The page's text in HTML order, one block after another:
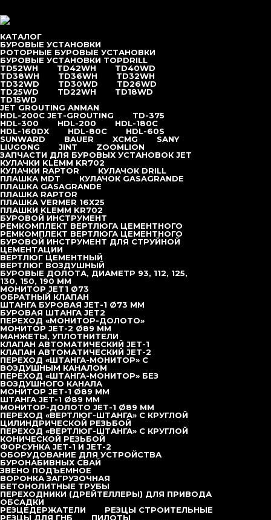
КАТАЛОГ
БУРОВЫЕ УСТАНОВКИ
РОТОРНЫЕ БУРОВЫЕ УСТАНОВКИ
БУРОВЫЕ УСТАНОВКИ TOPDRILL
TD52WH
TD42WH
TD40WD
TD38WH
TD36WH
TD32WH
TD32WD
TD30WD
TD26WD
TD25WD
TD22WH
TD18WD
TD15WD
JET GROUTING ANMAN
HDL-200C JET-GROUTING
TD-375
HDL-300
HDL-200
HDL-180С
HDL-160DX
HDL-80C
HDL-60S
SUNWARD
BAUER XCMG
SANY
LIUGONG
JINT
ZOOMLION
ЗАПЧАСТИ ДЛЯ БУРОВЫХ УСТАНОВОК JET
КУЛАЧКИ KLEMM KR702
КУЛАЧКИ RAPTOR
КУЛАЧОК DRILL
ПЛАШКА MDT
КУЛАЧОК GASAGRANDE
ПЛАШКА GASAGRANDE
ПЛАШКА RAPTOR
ПЛАШКА VERMER 16Х25
ПЛАШКИ KLEMM KR702
БУРОВОЙ ИНСТРУМЕНТ
РЕМКОМПЛЕКТ ВЕРТЛЮГА ЦЕМЕНТНОГО
РЕМКОМПЛЕКТ ВЕРТЛЮГА ЦЕМЕНТНОГО
БУРОВОЙ ИНСТРУМЕНТ ДЛЯ СТРУЙНОЙ
ЦЕМЕНТАЦИИ
ВЕРТЛЮГ ЦЕМЕНТНЫЙ
ВЕРТЛЮГ ВОЗДУШНЫЙ
БУРОВЫЕ ДОЛОТА, ДИАМЕТР 93, 112, 125,
130, 150, 190 ММ
МОНИТОР JET1 Ø73
ОБРАТНЫЙ КЛАПАН
ШТАНГА БУРОВАЯ JET-1 Ø73 ММ
БУРОВАЯ ШТАНГА JET2
ПЕРЕХОД «МОНИТОР-ДОЛОТО»
МОНИТОР JET-2 Ø89 ММ
МАНЖЕТЫ, УПЛОТНИТЕЛИ
КЛАПАН АВТОМАТИЧЕСКИЙ JET-1
КЛАПАН АВТОМАТИЧЕСКИЙ JET-2
ПЕРЕХОД «ШТАНГА-МОНИТОР» С
ВОЗДУШНЫМ КАНАЛОМ
ПЕРЕХОД «ШТАНГА-МОНИТОР» БЕЗ
ВОЗДУШНОГО КАНАЛА
МОНИТОР JET-1 Ø89 ММ
ШТАНГА JET-1 Ø89 ММ
МОНИТОР-ДОЛОТО JET-1 Ø89 ММ
ПЕРЕХОД «ВЕРТЛЮГ-ШТАНГА» С КРУГЛОЙ
ЦИЛИНДРИЧЕСКОЙ РЕЗЬБОЙ
ПЕРЕХОД «ВЕРТЛЮГ-ШТАНГА» С КРУГЛОЙ
КОНИЧЕСКОЙ РЕЗЬБОЙ
ФОРСУНКА JET-1 И JET-2
ОБОРУДОВАНИЕ ДЛЯ УСТРОЙСТВА
БУРОНАБИВНЫХ СВАЙ
ЗВЕНО ПОДЪЕМНОЕ
ВОРОНКА ЗАГРУЗОЧНАЯ
БЕТОНОЛИТНЫЕ ТРУБЫ
ПЕРЕХОДНИКИ (ДРЕЙТЕЛЛЕРЫ) ДЛЯ ПРИВОДА
ОБСАДКИ
РЕЗЦЕДЕРЖАТЕЛИ
РЕЗЦЫ СТРОИТЕЛЬНЫЕ
РЕЗЦЫ ДЛЯ ГНБ
ПИЛОТЫ
Главная / Каталог Долота PDC
Коронка буровая КНШ-110 шлиц Хит
Долота PDC
Кластерный пневмоударник CD-1000 с корзиной для сбора
шлама
Кластерный пневмоударник CD-1350 с корзиной для сбора
шлама
Коронка DHD110, Ø 300 мм
Коронка DHD110, Ø 381 мм
Коронка DHD110, Ø 400 мм
Коронка DHD112, Ø 350 мм
Коронка DHD112, Ø 400 мм
Коронка DHD112, Ø 450 мм
Коронка DHD112, Ø 500 мм
Коронка TH14, Ø 550 мм
Коронка TH14, Ø 600 мм
Коронка TH14, Ø 650 мм
Коронка DHD340 (COP44), Ø 110 мм